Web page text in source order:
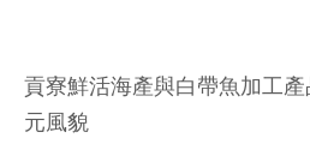
貢寮鮮活海產與白帶魚加工
元風貌